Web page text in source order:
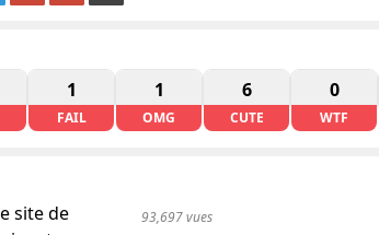
1
FAIL
1
OMG
6
CUTE
0
WTF
93,697 vues